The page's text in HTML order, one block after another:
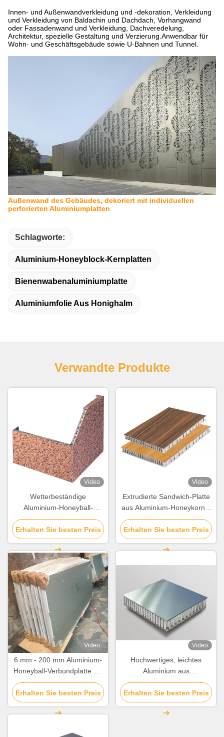
Innen- und Außenwandverkleidung und -dekoration, Verkleidung
und Verkleidung von Baldachin und Dachdach, Vorhangwand
oder Fassadenwand und Verkleidung, Dachveredelung,
Architektur, spezielle Gestaltung und Verzierung.Anwendbar für
Wohn- und Geschäftsgebäude sowie U-Bahnen und Tunnel.
Außenwand des Gebäudes, dekoriert mit individuellen
perforierten Aluminiumplatten
Schlagworte:
Aluminium-Honeyblock-Kernplatten
Bienenwabenaluminiumplatte
Aluminiumfolie Aus Honighalm
Verwandte Produkte
Video
Wetterbeständige
Aluminium-Honeyball-
Verbundplatte Leichtgewicht
Erhalten Sie besten Preis
Video
Extrudierte Sandwich-Platte
aus Aluminium-Honeykorn 6
mm 8 mm 10 mm 20 mm
Erhalten Sie besten Preis
Video
6 mm - 200 mm Aluminium-
Honeyball-Verbundplatte mit
guter Schall- /
Wärmedämmung
Erhalten Sie besten Preis
Video
Hochwertiges, leichtes
Aluminium aus
Honigstockverbundplatten
Erhalten Sie besten Preis